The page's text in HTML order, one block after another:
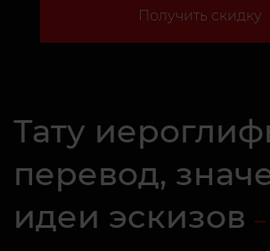
Получить скидку
Тату
перевод,
идеи эскизов